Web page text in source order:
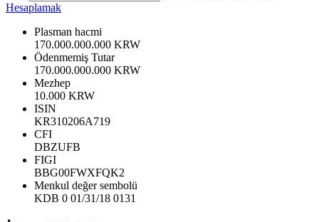
Hesaplamak
Plasman hacmi
170.000.000.000 KRW
Ödenmemiş Tutar
170.000.000.000 KRW
Mezhep
10.000 KRW
ISIN
KR310206A719
CFI
DBZUFB
FIGI
BBG00FWXFQK2
Menkul değer sembolü
KDB 0 01/31/18 0131